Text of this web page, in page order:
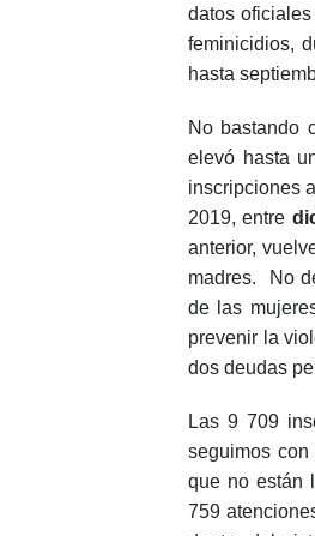
datos
feminicidios,
hasta
No bastando
elevó hasta
inscripciones
2019, entre
anterior,
madres. No
de las
prevenir la
dos deudas
Las 9 709
seguimos
que no están
759